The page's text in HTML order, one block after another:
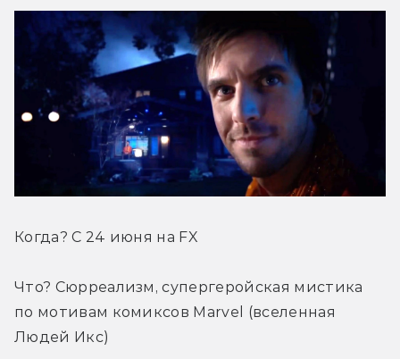
Когда? С 24 июня на FX
Что? Сюрреализм, супергеройская мистика
по мотивам комиксов Marvel (вселенная
Людей Икс)